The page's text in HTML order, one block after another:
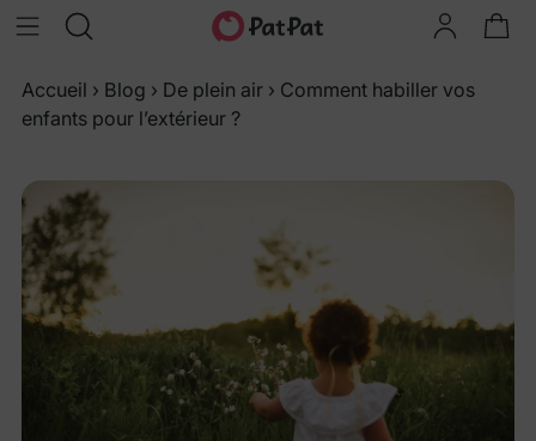
Accueil › Blog › De plein air › Comment habiller vos
enfants pour l’extérieur ?